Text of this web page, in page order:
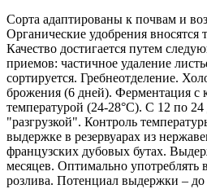
Сорта адаптированы к почвам и
Органические удобрения вносятся
Качество достигается путем
приемов: частичное удаление
сортируется. Гребнеотделение.
брожения (6 дней). Ферментация с
температурой (24-28°C). С 12 по 24
"разгрузкой". Контроль
выдержке в резервуарах из
французских дубовых бутах.
месяцев. Оптимально употреблять
розлива. Потенциал выдержки – до